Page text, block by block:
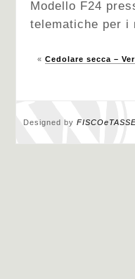
Modello F24
telematiche per i
« Cedolare secca –
Designed by